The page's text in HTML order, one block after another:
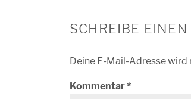
SCHREIBE
Deine E-Mail-Adresse
Kommentar*